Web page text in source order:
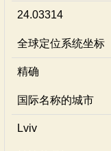
24.03314
全球定位系统坐标
精确
国际名称的城市
Lviv